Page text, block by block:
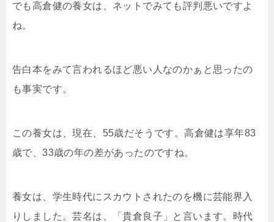
でも高倉健の養女は、ネットでみても評判悪いですよ
ね。
告白本をみて言われるほど悪い人なのかぁと思ったの
も事実です。
この養女は、現在、55歳だそうです。高倉健は享年83
歳で、33歳の年の差があったのですね。
養女は、学生時代にスカウトされたのを機に芸能界入
りしました。芸名は、「貴倉良子」と言います。時代